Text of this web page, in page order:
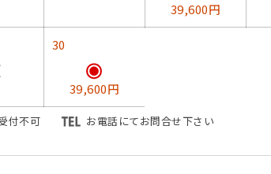
39,600円
30
39,600円
付不可 お電話にてお問合せ下さい